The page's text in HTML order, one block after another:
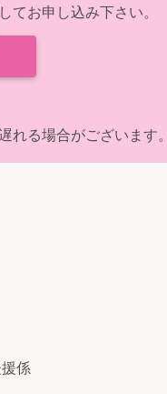
お申し込み下さい。
る場合がございます。
係